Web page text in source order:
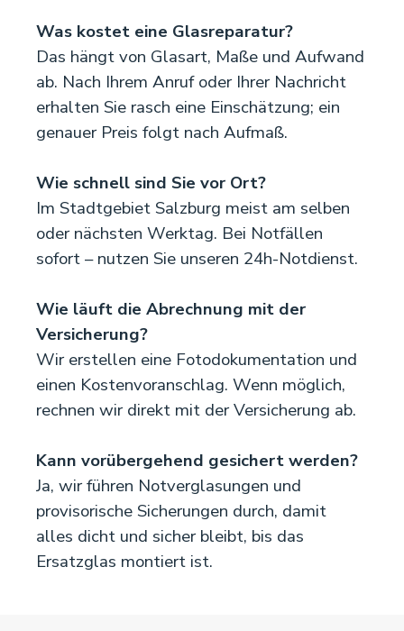
Was kostet eine Glasreparatur?
Das hängt von Glasart, Maße und Aufwand
ab. Nach Ihrem Anruf oder Ihrer Nachricht
erhalten Sie rasch eine Einschätzung; ein
genauer Preis folgt nach Aufmaß.
Wie schnell sind Sie vor Ort?
Im Stadtgebiet Salzburg meist am selben
oder nächsten Werktag. Bei Notfällen
sofort – nutzen Sie unseren 24h-Notdienst.
Wie läuft die Abrechnung mit der
Versicherung?
Wir erstellen eine Fotodokumentation und
einen Kostenvoranschlag. Wenn möglich,
rechnen wir direkt mit der Versicherung ab.
Kann vorübergehend gesichert werden?
Ja, wir führen Notverglasungen und
provisorische Sicherungen durch, damit
alles dicht und sicher bleibt, bis das
Ersatzglas montiert ist.